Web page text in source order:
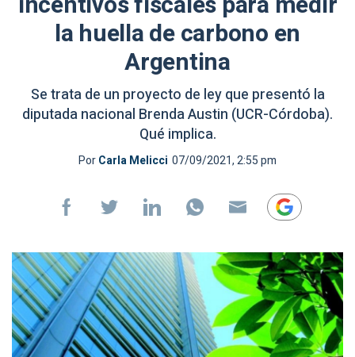
la huella de carbono en
Argentina
Se trata de un proyecto de ley que presentó la
diputada nacional Brenda Austin (UCR-Córdoba).
Qué implica.
PorCarla Melicci 07/09/2021, 2:55 pm